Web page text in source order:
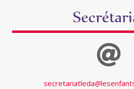
secretariatleda